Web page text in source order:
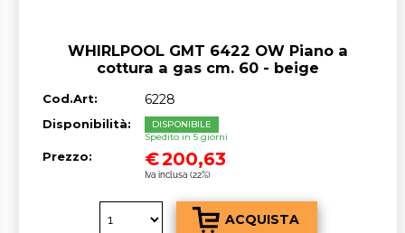
WHIRLPOOL GMT 6422 OW Piano a
cottura a gas cm. 60 - beige
Cod.Art: 6228
Disponibilità:
DISPONIBILE
Spedito in 5 giorni
Prezzo: €200,63
Iva inclusa (22%)